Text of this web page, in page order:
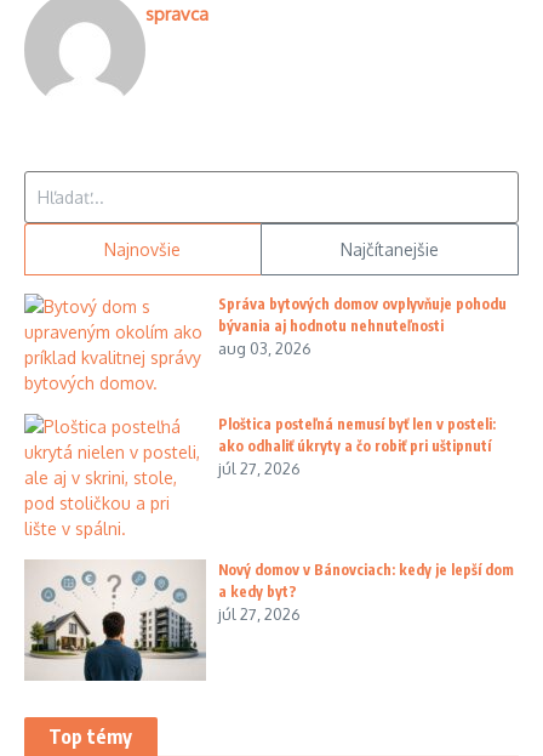
spravca
Najnovšie Najčítanejšie
Správa bytových domov ovplyvňuje pohodu
bývania aj hodnotu nehnuteľnosti
aug 03, 2026
Ploštica posteľná nemusí byť len v posteli:
ako odhaliť úkryty a čo robiť pri uštipnutí
júl 27, 2026
Nový domov v Bánovciach: kedy je lepší dom
a kedy byt?
júl 27, 2026
Top témy